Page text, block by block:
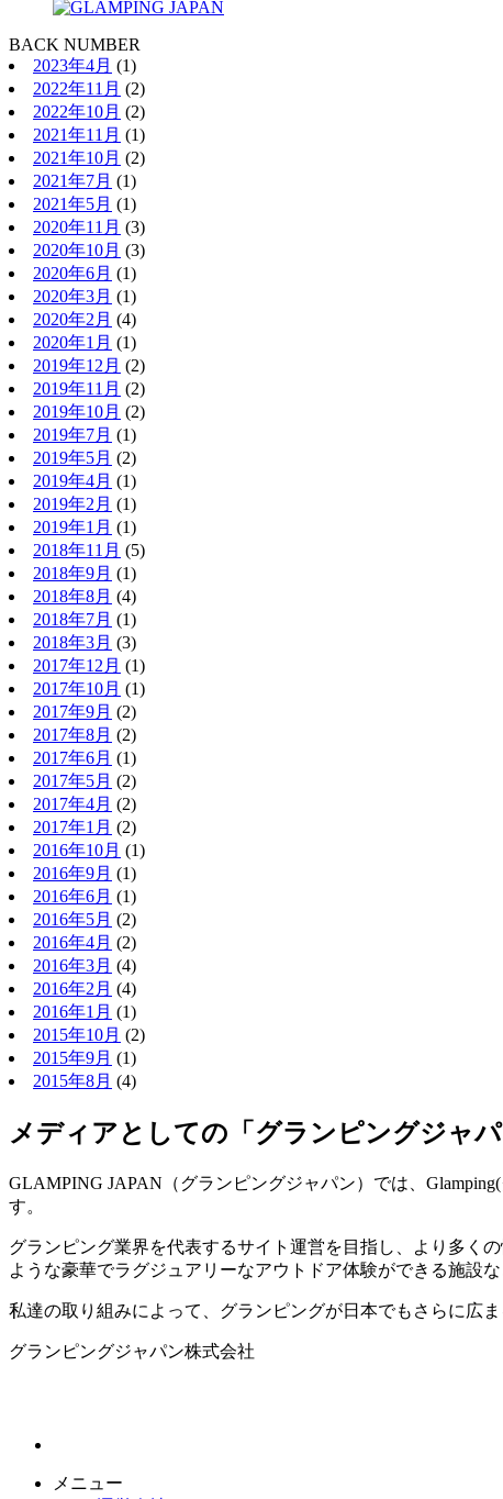
BACK NUMBER
2023年4月 (1)
2022年11月 (2)
2022年10月 (2)
2021年11月 (1)
2021年10月 (2)
2021年7月 (1)
2021年5月 (1)
2020年11月 (3)
2020年10月 (3)
2020年6月 (1)
2020年3月 (1)
2020年2月 (4)
2020年1月 (1)
2019年12月 (2)
2019年11月 (2)
2019年10月 (2)
2019年7月 (1)
2019年5月 (2)
2019年4月 (1)
2019年2月 (1)
2019年1月 (1)
2018年11月 (5)
2018年9月 (1)
2018年8月 (4)
2018年7月 (1)
2018年3月 (3)
2017年12月 (1)
2017年10月 (1)
2017年9月 (2)
2017年8月 (2)
2017年6月 (1)
2017年5月 (2)
2017年4月 (2)
2017年1月 (2)
2016年10月 (1)
2016年9月 (1)
2016年6月 (1)
2016年5月 (2)
2016年4月 (2)
2016年3月 (4)
2016年2月 (4)
2016年1月 (1)
2015年10月 (2)
2015年9月 (1)
2015年8月 (4)
メディアとしての「グランピングジャパ
GLAMPING JAPAN（グランピングジャパン）では、
す。
グランピング業界を代表するサイト運営を目指し、より多く
ような豪華でラグジュアリーなアウトドア体験ができる施設
私達の取り組みによって、グランピングが日本でもさらに広
グランピングジャパン株式会社
メニュー